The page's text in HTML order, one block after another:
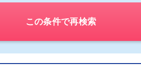
この条件で再検索